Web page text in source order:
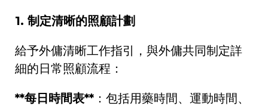
1. 制定清晰的照顧計劃
給予外傭清晰工作指引，與外傭共同制定詳
細的日常照顧流程：
**每日時間表** ：包括用藥時間、運動時間、